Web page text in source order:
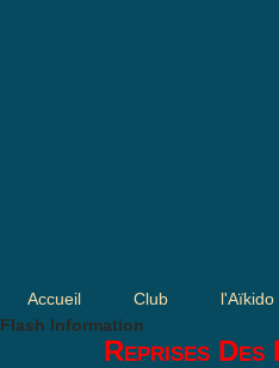
Accueil Club l'Aïkido
Flash Information
Reprises